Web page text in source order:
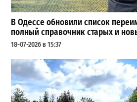
В Одессе обновили список
полный справочник старых и
18-07-2026 в 15:37